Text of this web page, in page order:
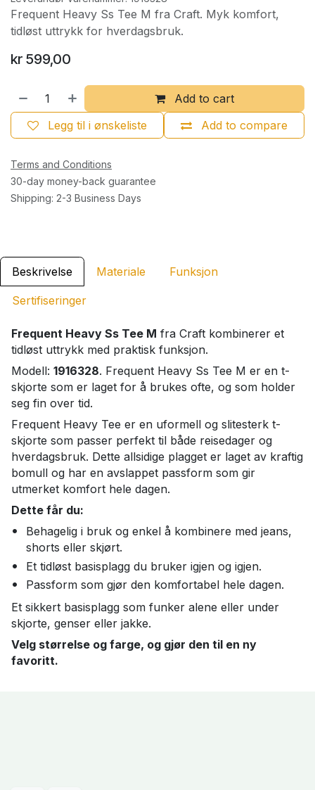
Frequent Heavy Ss Tee M fra Craft. Myk komfort,
tidløst uttrykk for hverdagsbruk.
kr 599,00
Add to cart
Add to compare
Legg til i ønskeliste
Terms and Conditions
30-day money-back guarantee
Shipping: 2-3 Business Days
Beskrivelse Materiale Funksjon
Sertifiseringer
Frequent Heavy Ss Tee M fra Craft kombinerer et
tidløst uttrykk med praktisk funksjon.
Modell: 1916328. Frequent Heavy Ss Tee M er en t-
skjorte som er laget for å brukes ofte, og som holder
seg fin over tid.
Frequent Heavy Tee er en uformell og slitesterk t-
skjorte som passer perfekt til både reisedager og
hverdagsbruk. Dette allsidige plagget er laget av kraftig
bomull og har en avslappet passform som gir
utmerket komfort hele dagen.
Dette får du:
Behagelig i bruk og enkel å kombinere med jeans,
shorts eller skjørt.
Et tidløst basisplagg du bruker igjen og igjen.
Passform som gjør den komfortabel hele dagen.
Et sikkert basisplagg som funker alene eller under
skjorte, genser eller jakke.
Velg størrelse og farge, og gjør den til en ny
favoritt.